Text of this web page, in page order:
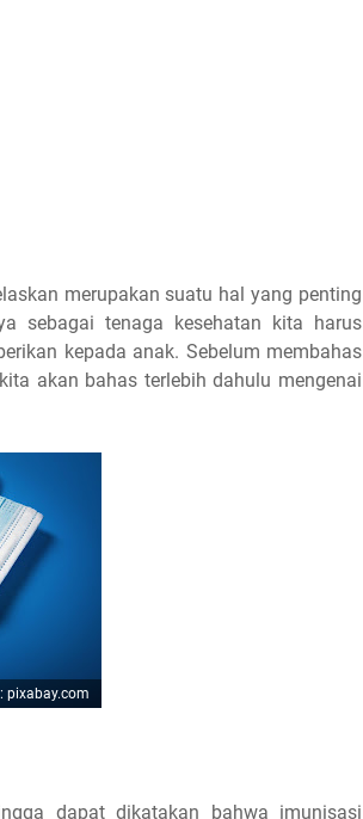
merupakan suatu hal yang penting
sebagai tenaga kesehatan kita harus
kepada anak. Sebelum membahas
akan bahas terlebih dahulu mengenai
pixabay.com
dapat dikatakan bahwa imunisasi